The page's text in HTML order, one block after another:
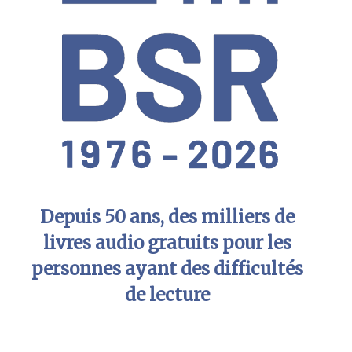
Depuis 50 ans, des milliers de
livres audio gratuits pour les
personnes ayant des difficultés
de lecture